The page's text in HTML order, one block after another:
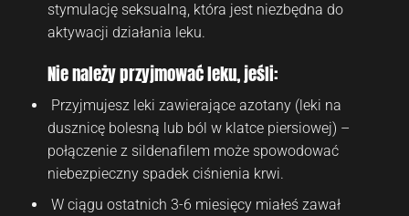
stymulację seksualną, która jest niezbędna do
aktywacji działania leku.
Nie należy przyjmować leku, jeśli:
Przyjmujesz leki zawierające azotany (leki na
dusznicę bolesną lub ból w klatce piersiowej) –
połączenie z sildenafilem może spowodować
niebezpieczny spadek ciśnienia krwi.
W ciągu ostatnich 3-6 miesięcy miałeś zawał